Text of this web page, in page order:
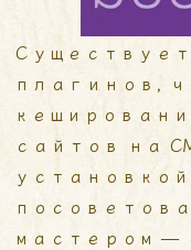
плагинов,
сайтов на
мастером —